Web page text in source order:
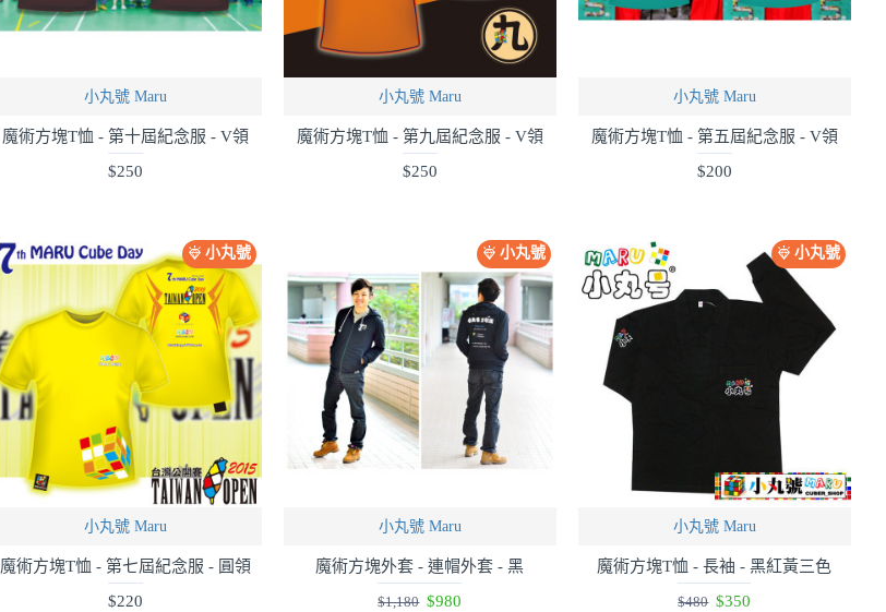
小丸號 Maru
魔術方塊T恤 - 第十屆紀念服 - V領
$250
小丸號 Maru
魔術方塊T恤 - 第九屆紀念服 - V領
$250
小丸號 Maru
魔術方塊T恤 - 第五屆紀念服 - V領
$200
小丸號
小丸號 Maru
魔術方塊T恤 - 第七屆紀念服 - 圓領
$220
小丸號
小丸號 Maru
魔術方塊外套 - 連帽外套 - 黑
$980
$1,180
小丸號
小丸號 Maru
魔術方塊T恤 - 長袖 - 黑紅黃三色
$350
$480